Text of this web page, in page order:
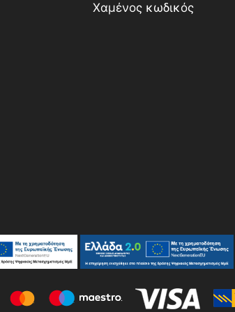
Χαμένος κωδικός